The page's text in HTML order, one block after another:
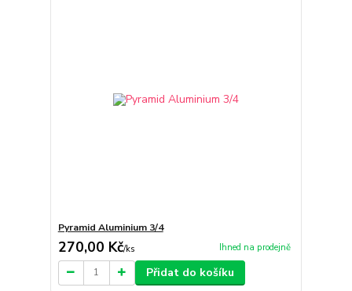
Pyramid Aluminium 3/4
270,00 Kč/ks Ihned na prodejně
Přidat do košíku